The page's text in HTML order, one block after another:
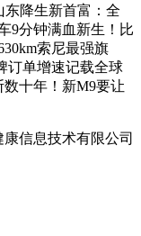
降生新首富：全
9分钟满血新生！比
索尼最强旗
订单增速记载全球
十年！新M9要让
信息技术有限公司